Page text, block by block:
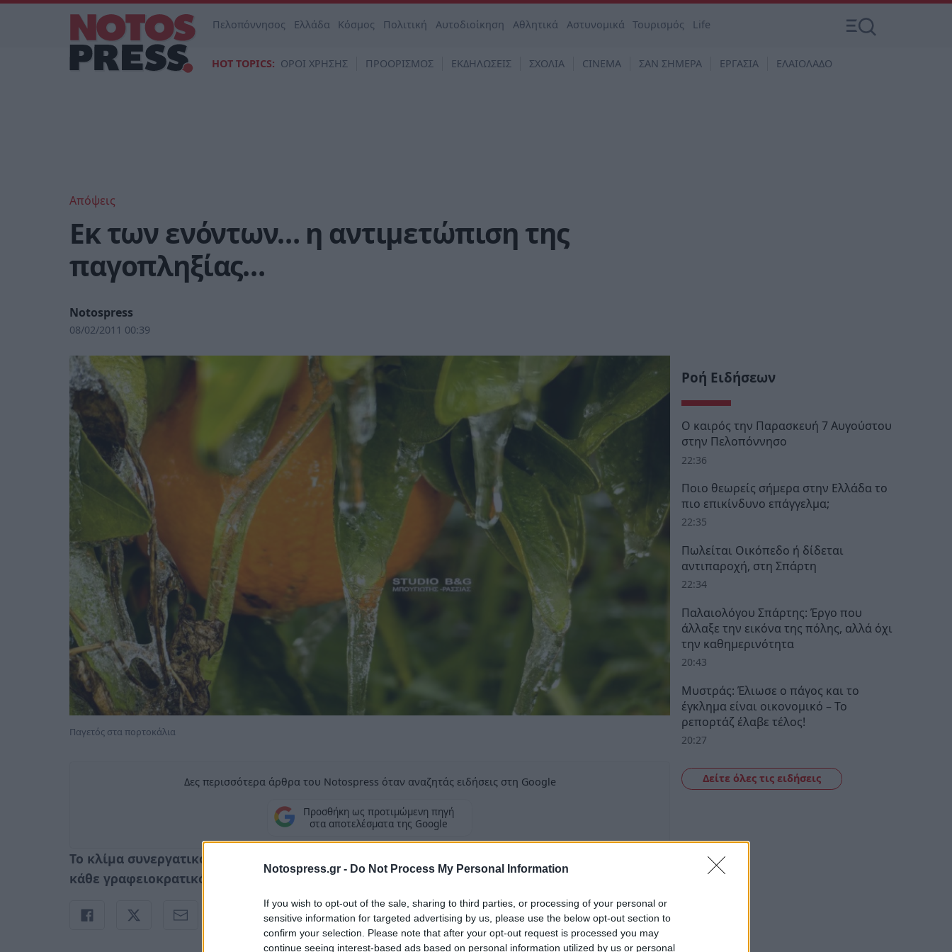
Notospress.gr - Do Not Process My Personal Information
If you wish to opt-out of the sale, sharing to third parties, or processing of your personal or
sensitive information for targeted advertising by us, please use the below opt-out section to
confirm your selection. Please note that after your opt-out request is processed you may
continue seeing interest-based ads based on personal information utilized by us or personal
Πελοπόννησος Ελλάδα Κόσμος Πολιτική Αυτοδιοίκηση Αθλητικά Αστυνομικά Τουρισμός Life
HOT TOPICS: ΟΡΟΙ ΧΡΗΣΗΣ ΠΡΟΟΡΙΣΜΟΣ ΕΚΔΗΛΩΣΕΙΣ ΣΧΟΛΙΑ CINEMA ΣΑΝ ΣΗΜΕΡΑ ΕΡΓΑΣΙΑ ΕΛΑΙΟΛΑΔΟ
Απόψεις
Εκ των ενόντων… η αντιμετώπιση της
παγοπληξίας…
Notospress
08/02/2011 00:39
Παγετός στα πορτοκάλια
Δες περισσότερα άρθρα του Notospress όταν αναζητάς ειδήσεις στη Google
Προσθήκη ως προτιμώμενη πηγή
στα αποτελέσματα της Google
Το κλίμα συνεργατικότητας πρέπει να καλλιεργηθεί και να προστατευθεί από
κάθε γραφειοκρατικό πάγο...
Ροή Ειδήσεων
Ο καιρός την Παρασκευή 7 Αυγούστου
στην Πελοπόννησο
22:36
Ποιο θεωρείς σήμερα στην Ελλάδα το
πιο επικίνδυνο επάγγελμα;
22:35
Πωλείται Οικόπεδο ή δίδεται
αντιπαροχή, στη Σπάρτη
22:34
Παλαιολόγου Σπάρτης: Έργο που
άλλαξε την εικόνα της πόλης, αλλά όχι
την καθημερινότητα
20:43
Μυστράς: Έλιωσε ο πάγος και το
έγκλημα είναι οικονομικό – Το
ρεπορτάζ έλαβε τέλος!
20:27
Δείτε όλες τις ειδήσεις